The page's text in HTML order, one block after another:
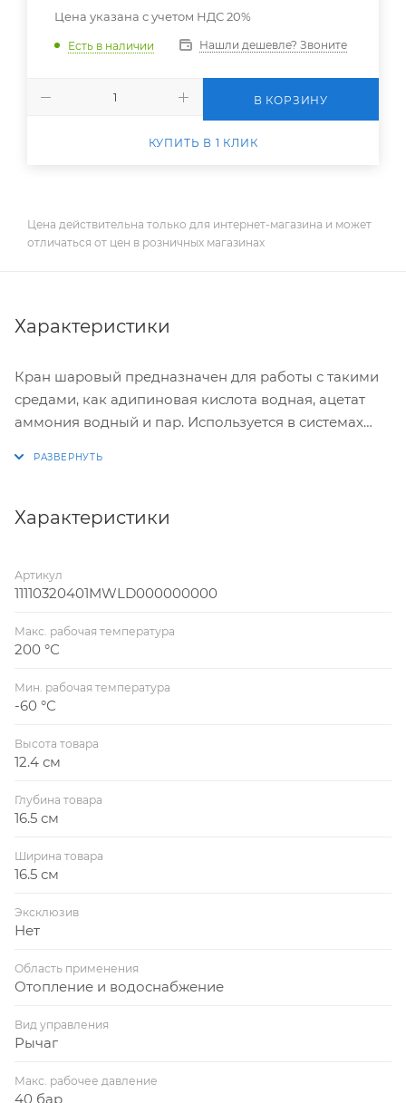
Цена указана с учетом НДС 20%
Есть в наличии Нашли дешевле? Звоните
В КОРЗИНУ
КУПИТЬ В 1 КЛИК
Цена действительна только для интернет-магазина и может
отличаться от цен в розничных магазинах
Характеристики
Кран шаровый предназначен для работы с такими
средами, как адипиновая кислота водная, ацетат
аммония водный и пар. Используется в системах
Характеристики
Артикул
11110320401MWLD000000000
Макс. рабочая температура
200 °С
Мин. рабочая температура
-60 °С
Высота товара
12.4 см
Глубина товара
16.5 см
Ширина товара
16.5 см
Эксклюзив
Нет
Область применения
Отопление и водоснабжение
Вид управления
Рычаг
Макс. рабочее давление
40 бар